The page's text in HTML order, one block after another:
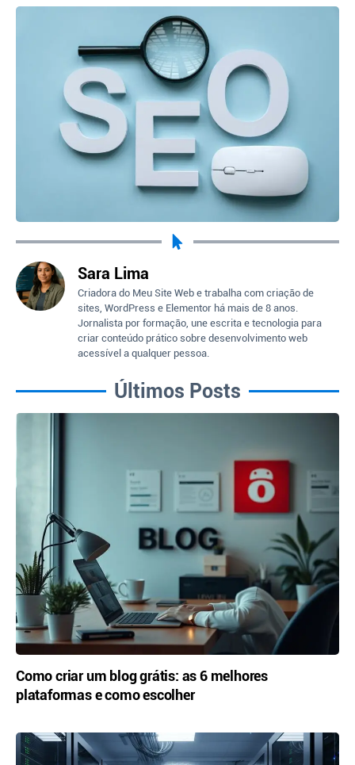
Sara Lima
Criadora do Meu Site Web e trabalha com criação de
sites, WordPress e Elementor há mais de 8 anos.
Jornalista por formação, une escrita e tecnologia para
criar conteúdo prático sobre desenvolvimento web
acessível a qualquer pessoa.
Últimos Posts
Como criar um blog grátis: as 6 melhores
plataformas e como escolher